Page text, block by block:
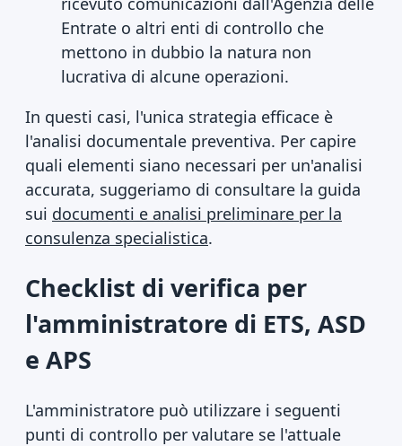
Entrate o altri enti di controllo che
mettono in dubbio la natura non
lucrativa di alcune operazioni.
In questi casi, l'unica strategia efficace è
l'analisi documentale preventiva. Per capire
quali elementi siano necessari per un'analisi
accurata, suggeriamo di consultare la guida
sui documenti e analisi preliminare per la
consulenza specialistica.
Checklist di verifica per
l'amministratore di ETS, ASD
e APS
L'amministratore può utilizzare i seguenti
punti di controllo per valutare se l'attuale